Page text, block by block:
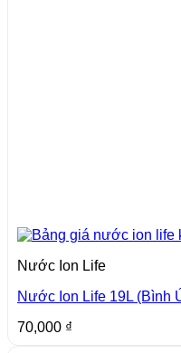
Nước Ion Life
Nước Ion Life 19L (Bình
70,000 ₫